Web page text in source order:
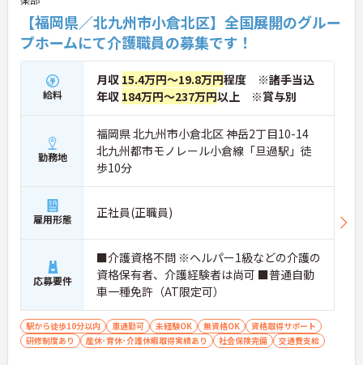
【福岡県／北九州市小倉北区】全国展開のグルー
プホームにて介護職員の募集です！
給料
月収 15.4万円～19.8万円程度 ※諸手当込
年収 184万円～237万円以上 ※賞与別
勤務地
福岡県 北九州市小倉北区 神岳2丁目10-14
北九州都市モノレール小倉線「旦過駅」徒
歩10分
雇用形態 正社員(正職員)
応募要件
■介護資格不問 ※ヘルパー1級などの介護の
資格保有者、介護経験者は尚可 ■普通自動
車一種免許（AT限定可）
駅から徒歩10分以内 車通勤可 未経験OK 無資格OK
資格取得サポート
研修制度あり
産休･育休･介護休暇取得実績あり 社会保険完備 交通費支給